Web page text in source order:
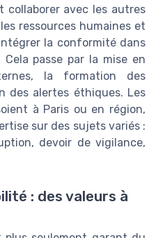
collaborer avec les autres
ressources humaines et
la conformité dans
passe par la mise en
la formation des
des alertes éthiques. Les
à Paris ou en région,
sur des sujets variés :
devoir de vigilance,
: des valeurs à